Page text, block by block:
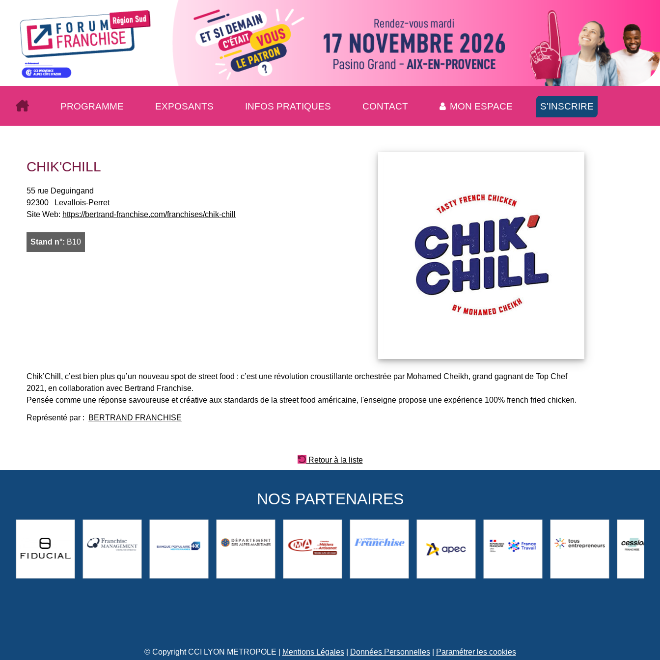
PROGRAMME EXPOSANTS INFOS PRATIQUES CONTACT MON ESPACE S'INSCRIRE
CHIK'CHILL
55 rue Deguingand
92300
Levallois-Perret
Site Web: https://bertrand-franchise.com/franchises/chik-chill
Stand n°: B10
Chik’Chill, c’est bien plus qu’un nouveau spot de street food : c’est une révolution croustillante orchestrée par Mohamed Cheikh, grand gagnant de Top Chef
2021, en collaboration avec Bertrand Franchise.
Pensée comme une réponse savoureuse et créative aux standards de la street food américaine, l'enseigne propose une expérience 100% french fried chicken.
Représenté par : BERTRAND FRANCHISE
Retour à la liste
NOS PARTENAIRES
© Copyright CCI LYON METROPOLE | Mentions Légales| Données Personnelles| Paramétrer les cookies